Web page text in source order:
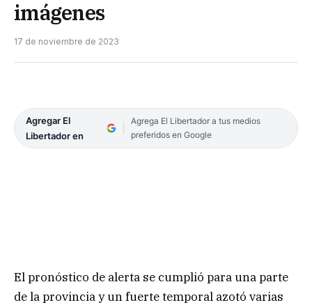
imágenes
17 de noviembre de 2023
Agregar El
Libertador en
Agrega El Libertador a tus medios
preferidos en Google
El pronóstico de alerta se cumplió para una parte
de la provincia y un fuerte temporal azotó varias